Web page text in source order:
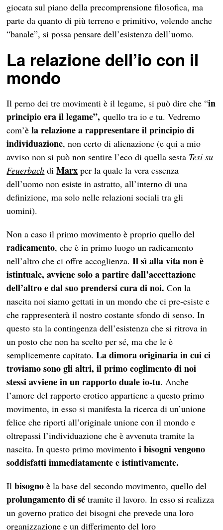
giocata sul piano della precomprensione filosofica, ma
parte da quanto di più terreno e primitivo, volendo anche
“banale”, si possa pensare dell’esistenza dell’uomo.
La relazione dell’io con il
mondo
Il perno dei tre movimenti è il legame, si può dire che “in
principio era il legame”,quello tra io e tu. Vedremo
com’èla relazione a rappresentare il principio di
individuazione, non certo di alienazione (e qui a mio
avviso non si può non sentire l’eco di quella sesta Tesi su
Feuerbach diMarx per la quale la vera essenza
dell’uomo non esiste in astratto, all’interno di una
definizione, ma solo nelle relazioni sociali tra gli
uomini).
Non a caso il primo movimento è proprio quello del
radicamento, che è in primo luogo un radicamento
nell’altro che ci offre accoglienza.Il sì alla vita non è
istintuale, avviene solo a partire dall’accettazione
dell’altro e dal suo prendersi cura di noi. Con la
nascita noi siamo gettati in un mondo che ci pre-esiste e
che rappresenterà il nostro costante sfondo di senso. In
questo sta la contingenza dell’esistenza che si ritrova in
un posto che non ha scelto per sé, ma che le è
semplicemente capitato.La dimora originaria in cui ci
troviamo sono gli altri, il primo coglimento di noi
stessi avviene in un rapporto duale io-tu. Anche
l’amore del rapporto erotico appartiene a questo primo
movimento, in esso si manifesta la ricerca di un’unione
felice che riporti all’originale unione con il mondo e
oltrepassi l’individuazione che è avvenuta tramite la
nascita. In questo primo movimentoi bisogni vengono
soddisfatti immediatamente e istintivamente.
Ilbisogno è la base del secondo movimento, quello del
prolungamento di sé tramite il lavoro. In esso si realizza
un governo pratico dei bisogni che prevede una loro
organizzazione e un differimento del loro